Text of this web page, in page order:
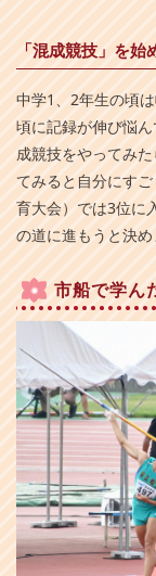
「混成競技」を始
中学1、2年生の頃
頃に記録が伸び悩
成競技をやってみ
てみると自分にす
育大会）では3位に
の道に進もうと決め
市船で学ん